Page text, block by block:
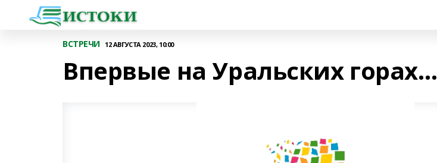
ВСТРЕЧИ 12 АВГУСТА 2023, 10:00
Впервые на Уральских горах…